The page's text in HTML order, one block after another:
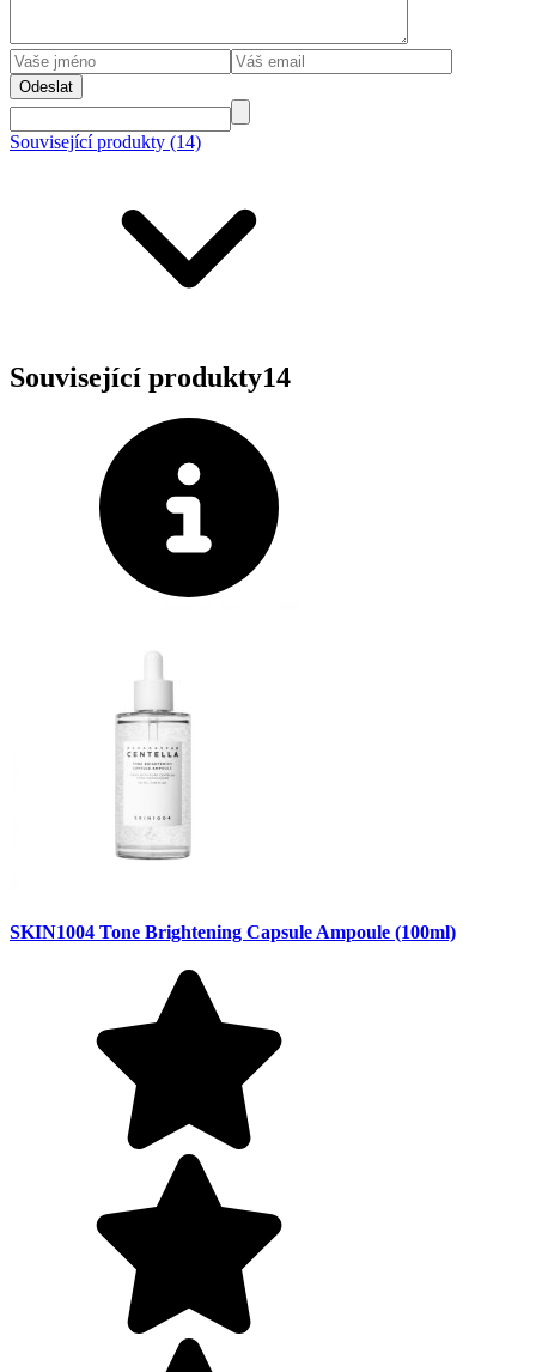
Odeslat
Související produkty (14)
Související produkty14
SKIN1004 Tone Brightening Capsule Ampoule (100ml)